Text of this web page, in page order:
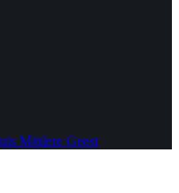
Mittlere Geest